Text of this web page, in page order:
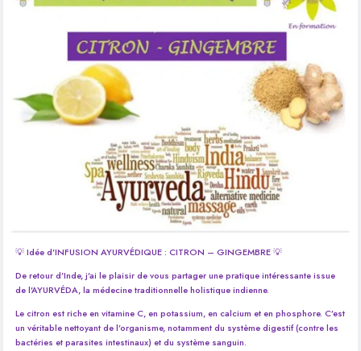
💡 Idée d’INFUSION AYURVÉDIQUE : CITRON – GINGEMBRE 💡
De retour d’Inde, j’ai le plaisir de vous partager une pratique intéressante issue
de l’AYURVÉDA, la médecine traditionnelle holistique indienne.
Le citron est riche en vitamine C, en potassium, en calcium et en phosphore. C’est
un véritable nettoyant de l’organisme, notamment du système digestif (contre les
bactéries et parasites intestinaux) et du système sanguin.